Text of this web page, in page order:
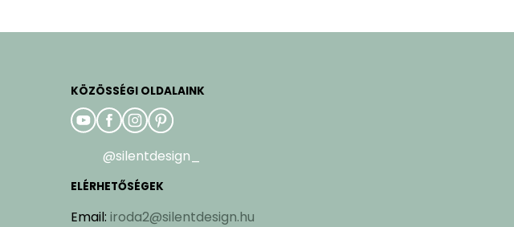
KÖZÖSSÉGI OLDALAINK
@silentdesign_
ELÉRHETŐSÉGEK
Email: iroda2@silentdesign.hu